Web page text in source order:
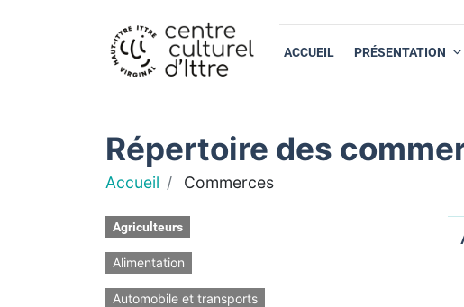
ACCUEIL PRÉSENTATION
Répertoire des
Accueil Commerces
Agriculteurs
Alimentation
Automobile et transports